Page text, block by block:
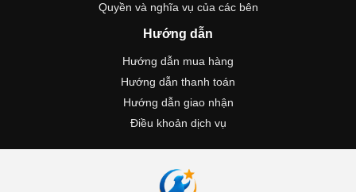
Quyền và nghĩa vụ của các bên
Hướng dẫn
Hướng dẫn mua hàng
Hướng dẫn thanh toán
Hướng dẫn giao nhận
Điều khoản dịch vụ